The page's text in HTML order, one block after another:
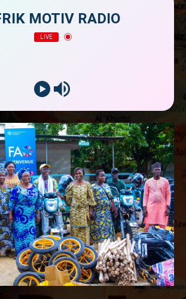
MOTIV RADIO
LIVE